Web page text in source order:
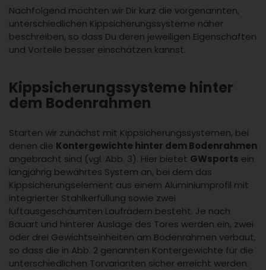
Nachfolgend möchten wir Dir kurz die vorgenannten,
unterschiedlichen Kippsicherungssysteme näher
beschreiben, so dass Du deren jeweiligen Eigenschaften
und Vorteile besser einschätzen kannst.
Kippsicherungssysteme hinter
dem Bodenrahmen
Starten wir zunächst mit Kippsicherungssystemen, bei
denen die Kontergewichte hinter dem Bodenrahmen
angebracht sind (vgl. Abb. 3). Hier bietet GWsports ein
langjährig bewährtes System an, bei dem das
Kippsicherungselement aus einem Aluminiumprofil mit
integrierter Stahlkerfüllung sowie zwei
luftausgeschäumten Laufrädern besteht. Je nach
Bauart und hinterer Auslage des Tores werden ein, zwei
oder drei Gewichtseinheiten am Bodenrahmen verbaut,
so dass die in Abb. 2 genannten Kontergewichte für die
unterschiedlichen Torvarianten sicher erreicht werden.